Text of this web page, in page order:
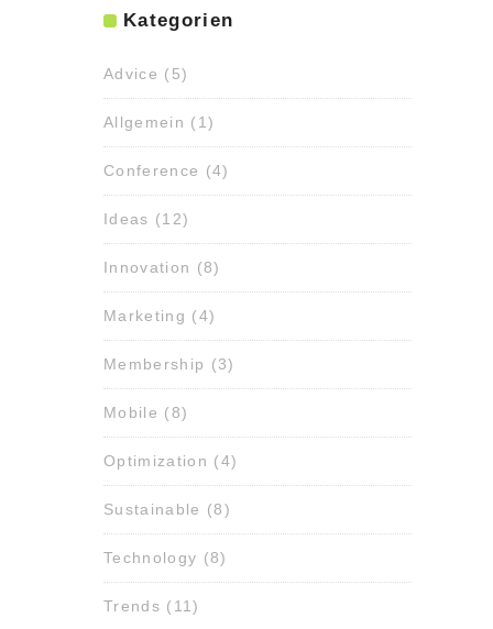
Kategorien
Advice (5)
Allgemein (1)
Conference (4)
Ideas (12)
Innovation (8)
Marketing (4)
Membership (3)
Mobile (8)
Optimization (4)
Sustainable (8)
Technology (8)
Trends (11)